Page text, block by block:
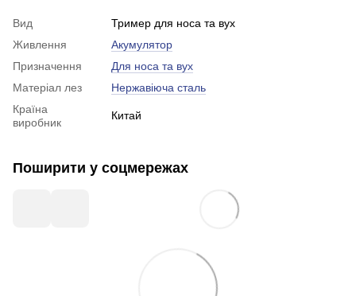
Вид
Тример для носа та вух
Живлення
Акумулятор
Призначення
Для носа та вух
Матеріал лез
Нержавіюча сталь
Країна
виробник
Китай
Поширити у соцмережах